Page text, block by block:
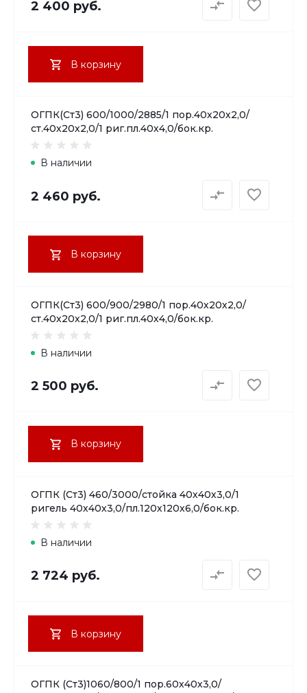
2 400 руб.
В корзину
ОГПК(Ст3) 600/1000/2885/1 пор.40х20х2,0/
ст.40х20х2,0/1 риг.пл.40х4,0/бок.кр.
В наличии
2 460 руб.
В корзину
ОГПК(Ст3) 600/900/2980/1 пор.40х20х2,0/
ст.40х20х2,0/1 риг.пл.40х4,0/бок.кр.
В наличии
2 500 руб.
В корзину
ОГПК (Ст3) 460/3000/стойка 40х40х3,0/1
ригель 40х40х3,0/пл.120х120х6,0/бок.кр.
В наличии
2 724 руб.
В корзину
ОГПК (Ст3)1060/800/1 пор.60х40х3,0/